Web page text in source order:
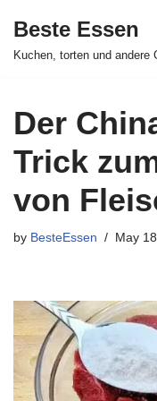
Skip
Beste Essen
Kuchen, torten und andere
Der
Trick
von
by BesteEssen May